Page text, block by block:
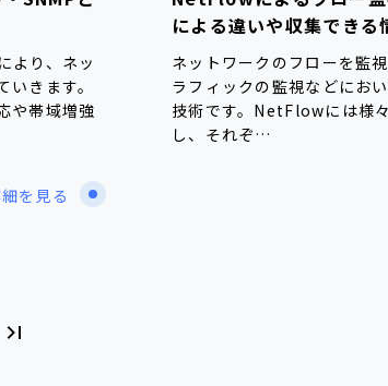
より、ネッ
きます。
や帯域増強
を見る
による違いや収集できる
ネットワークのフローを監
ラフィックの監視などにお
技術です。NetFlowには様
し、それぞ…